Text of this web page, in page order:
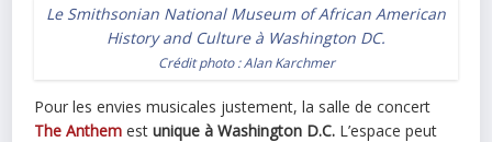
Le Smithsonian National Museum of African American
History and Culture à Washington DC.
Crédit photo :Alan Karchmer
Pour les envies musicales justement, la salle de concert
The Anthem estunique à Washington D.C. L’espace peut